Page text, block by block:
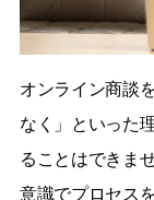
オンライン商談
なく」といった
ることはできま
意識でプロセス